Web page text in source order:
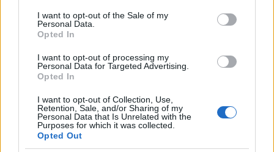
consent section.
I want to opt-out of the Sale of my
Personal Data.
Opted In
I want to opt-out of processing my
Personal Data for Targeted Advertising.
Opted In
I want to opt-out of Collection, Use,
Retention, Sale, and/or Sharing of my
Personal Data that Is Unrelated with the
Purposes for which it was collected.
Opted Out